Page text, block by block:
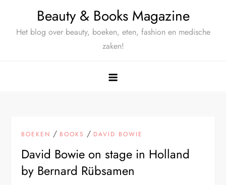
Beauty & Books Magazine
Het blog over beauty, boeken, eten, fashion en medische
zaken!
BOEKEN / BOOKS / DAVID BOWIE
David Bowie on stage in Holland
by Bernard Rübsamen